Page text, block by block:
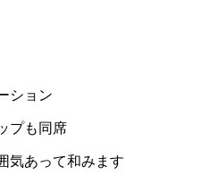
ション
プも同席
気あって和みます